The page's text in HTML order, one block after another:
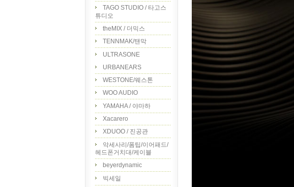
TAGO STUDIO / 타고스
튜디오
theMIX / 더믹스
TENNMAK/탠막
ULTRASONE
URBANEARS
WESTONE/웨스톤
WOO AUDIO
YAMAHA / 야마하
Xacarero
XDUOO / 진공관
악세사리/폼팁/이어패드/
헤드폰거치대/케이블
beyerdynamic
빅세일